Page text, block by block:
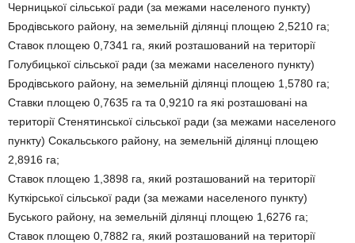
Черницької сільської ради (за межами населеного пункту)
Бродівського району, на земельній ділянці площею 2,5210 га;
Ставок площею 0,7341 га, який розташований на території
Голубицької сільської ради (за межами населеного пункту)
Бродівського району, на земельній ділянці площею 1,5780 га;
Ставки площею 0,7635 га та 0,9210 га які розташовані на
території Стенятинської сільської ради (за межами населеного
пункту) Сокальського району, на земельній ділянці площею
2,8916 га;
Ставок площею 1,3898 га, який розташований на території
Куткірської сільської ради (за межами населеного пункту)
Буського району, на земельній ділянці площею 1,6276 га;
Ставок площею 0,7882 га, який розташований на території